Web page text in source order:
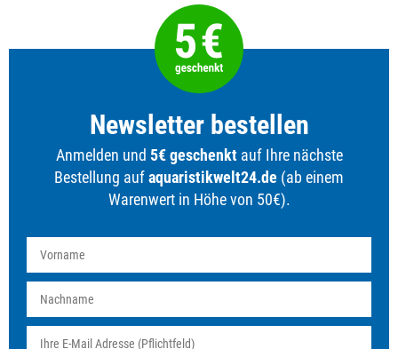
Newsletter bestellen
Anmelden und 5€ geschenktauf Ihre nächste
Bestellung aufaquaristikwelt24.de (ab einem
Warenwert in Höhe von 50€).